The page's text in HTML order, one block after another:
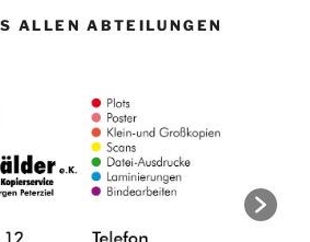
ALLEN ABTEILUNGEN